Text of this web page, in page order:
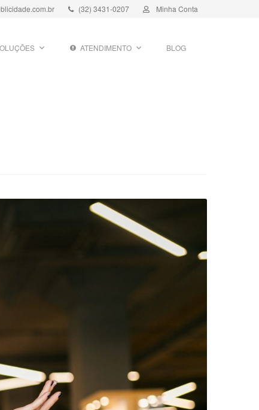
(32) 3431-0207 Minha Conta
ATENDIMENTO BLOG